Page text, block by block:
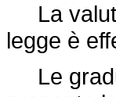
La
legge è
Le